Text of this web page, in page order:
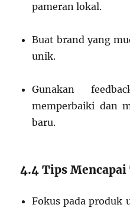
pameran lokal.
Buat brand yang
unik.
Gunakan
memperbaiki dan
baru.
4.4 Tips
Fokus pada produk